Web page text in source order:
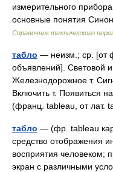
измерительного
основные понятия
Справочник технического
табло — неизм.; ср. [от
объявлений]. Световой
Железнодорожное т.
Включить т. Появиться
(франц. tableau, от
табло — (фр. tableau
средство отображения
восприятия человеком;
экран с различными